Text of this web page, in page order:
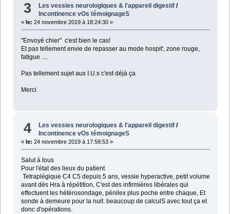
3 Les vessies neurologiques & l'appareil digestif /
Incontinence vOs témoignageS
« le: 24 novembre 2019 à 18:24:30 »
"Envoyé chier" c'est bien le cas!
Et pas tellement envie de repasser au mode hospit', zone rouge,
fatigue ....
Pas tellement sujet aux I.U.s c'est déjà ça
Merci
4 Les vessies neurologiques & l'appareil digestif /
Incontinence vOs témoignageS
« le: 24 novembre 2019 à 17:58:53 »
Salut à tous
Pour l'état des lieux du patient
Tetraplégique C4 C5 depuis 5 ans, vessie hyperactive, petit volume
avant dès Hra à répétition, C'est des infirmières libérales qui
effectuent les hétérosondage, pénilex plus poche entre chaque, Et
sonde à demeure pour la nuit. beaucoup de calculS avec tout ça et
donc d'opérations.